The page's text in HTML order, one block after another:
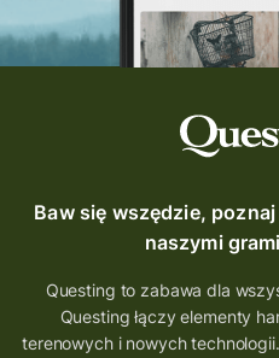
Baw się wszędzie,
naszymi
Questing to zabawa dla
Questing łączy elementy
terenowych i nowych